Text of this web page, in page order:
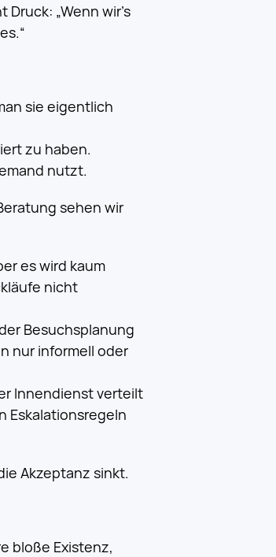
„Wenn wir’s
sie eigentlich
zu haben.
nutzt.
sehen wir
es wird kaum
nicht
Besuchsplanung
nur informell oder
Innendienst verteilt
Eskalationsregeln
Akzeptanz sinkt.
bloße Existenz,